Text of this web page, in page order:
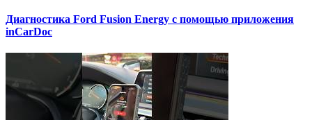
Диагностика Ford Fusion Energy с помощью приложения
inCarDoc